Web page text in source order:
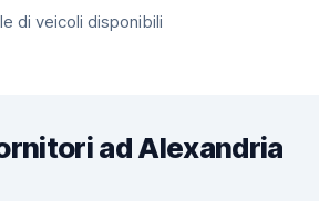
di veicoli disponibili
ad Alexandria